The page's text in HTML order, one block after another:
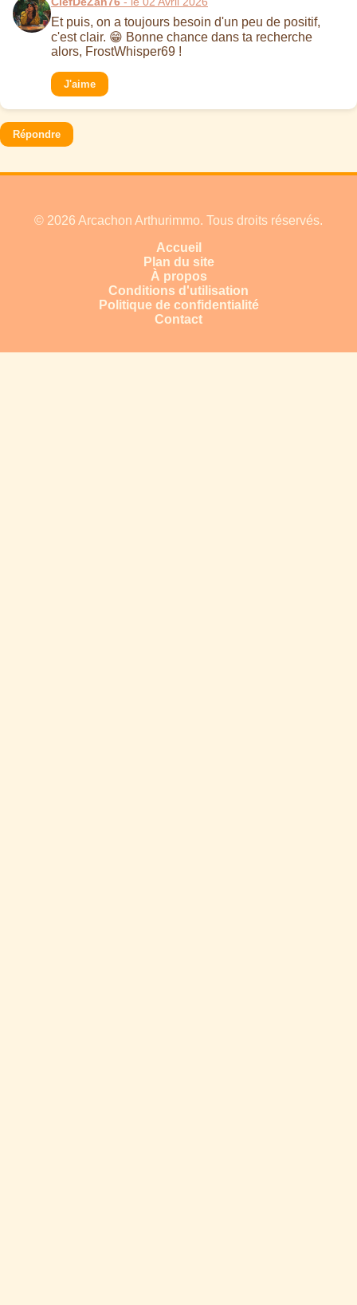
Et puis, on a toujours besoin d'un peu de positif,
c'est clair. 😁 Bonne chance dans ta recherche
alors, FrostWhisper69 !
J'aime
Répondre
© 2026 Arcachon Arthurimmo. Tous droits réservés.
Accueil
Plan du site
À propos
Conditions d'utilisation
Politique de confidentialité
Contact